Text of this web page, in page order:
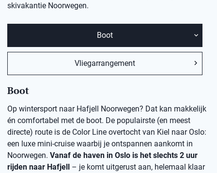
skivakantie Noorwegen.
Boot
Vliegarrangement
Boot
Op wintersport naar Hafjell Noorwegen? Dat kan makkelijk
én comfortabel met de boot. De populairste (en meest
directe) route is de Color Line overtocht van Kiel naar Oslo:
een luxe mini-cruise waarbij je ontspannen aankomt in
Noorwegen. Vanaf de haven in Oslo is het slechts 2 uur
rijden naar Hafjell – je komt uitgerust aan, helemaal klaar